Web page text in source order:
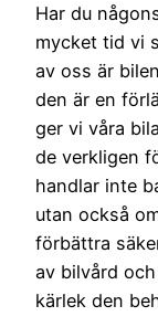
Har du
mycket tid vi
av oss är
den är en
ger vi våra
de verkligen
handlar inte
utan också
förbättra
av bilvård
kärlek den